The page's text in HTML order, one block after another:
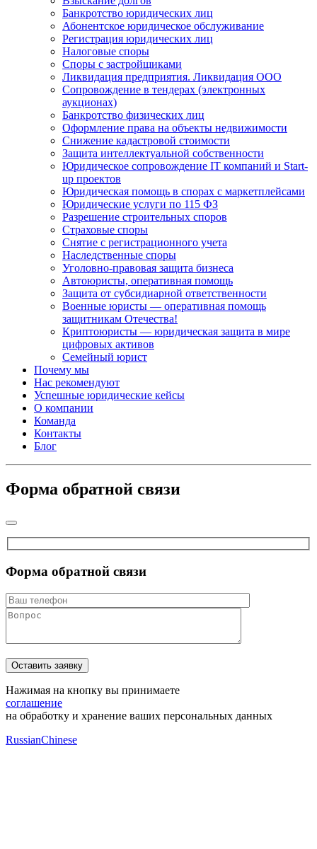
Банкротство юридических лиц
Абонентское юридическое обслуживание
Регистрация юридических лиц
Налоговые споры
Споры с застройщиками
Ликвидация предприятия. Ликвидация ООО
Сопровождение в тендерах (электронных
аукционах)
Банкротство физических лиц
Оформление права на объекты недвижимости
Снижение кадастровой стоимости
Защита интеллектуальной собственности
Юридическое сопровождение IT компаний и Start-
up проектов
Юридическая помощь в спорах с маркетплейсами
Юридические услуги по 115 ФЗ
Разрешение строительных споров
Страховые споры
Снятие с регистрационного учета
Наследственные споры
Уголовно-правовая защита бизнеса
Автоюристы, оперативная помощь
Защита от субсидиарной ответственности
Военные юристы — оперативная помощь
защитникам Отечества!
Криптоюристы — юридическая защита в мире
цифровых активов
Семейный юрист
Почему мы
Нас рекомендуют
Успешные юридические кейсы
О компании
Команда
Контакты
Блог
Форма обратной связи
Форма обратной связи
Нажимая на кнопку вы принимаете
соглашение
на обработку и хранение ваших персональных данных
RussianChinese